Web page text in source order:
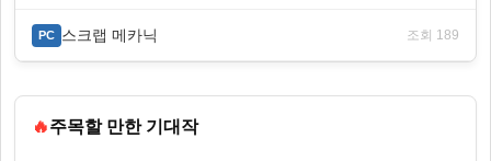
PC 스크랩 메카닉 조회 189
🔥주목할 만한 기대작